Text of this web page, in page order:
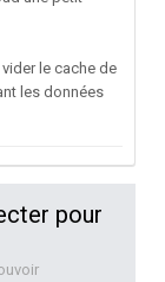
le cache de
les données
pour